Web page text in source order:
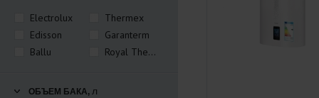
Electrolux
Thermex
Edisson
Garanterm
Ballu
Royal Thermo
ОБЪЕМ БАКА, л